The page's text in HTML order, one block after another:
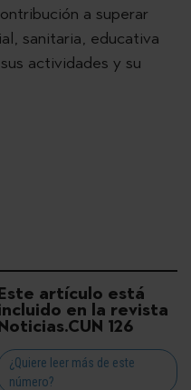
a superar
sanitaria, educativa
actividades y su
artículo está
en la revista
Noticias.CUN 126
¿Quiere leer más de este
número?